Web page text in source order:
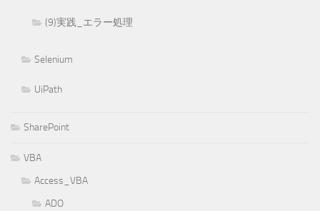
(9)実践_エラー処理
Selenium
UiPath
SharePoint
VBA
Access_VBA
ADO